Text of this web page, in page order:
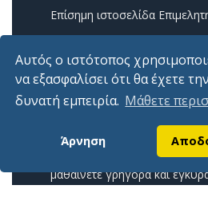
Αυτός ο ιστότοπος
να εξασφαλίσει ότι θα έχετε
δυνατή εμπειρία. Μάθετε
Άρνηση
Επίσημη ιστοσελίδα
Αρχική
Επικοινωνία
Εγγραφή στο
Εγγραφείτε δωρεάν στο
μαθαίνετε γρήγορα και